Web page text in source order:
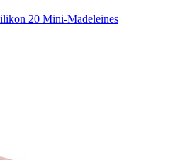
20 Mini-Madeleines